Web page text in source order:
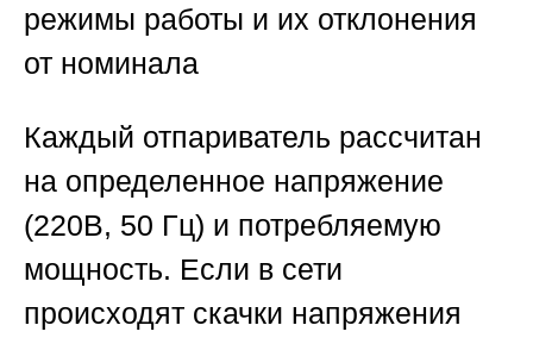
режимы работы и их отклонения
от номинала
Каждый отпариватель рассчитан
на определенное напряжение
(220В, 50 Гц) и потребляемую
мощность. Если в сети
происходят скачки напряжения